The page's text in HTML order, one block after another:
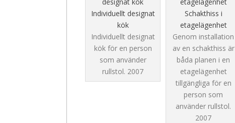
Individuellt designat
kök
Individuellt designat
kök för en person
som använder
rullstol. 2007
Schakthiss i
etagelägenhet
Genom installation
av en schakthiss är
båda planen i en
etagelägenhet
tillgängliga för en
person som
använder rullstol.
2007